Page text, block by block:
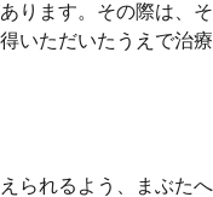
ります。その際は、そ
いただいたうえで治療
られるよう、まぶたへ